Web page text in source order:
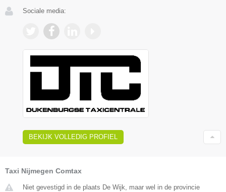
Sociale media:
BEKIJK VOLLEDIG PROFIEL
Taxi Nijmegen Comtax
Niet gevestigd in de plaats De Wijk, maar wel in de provincie